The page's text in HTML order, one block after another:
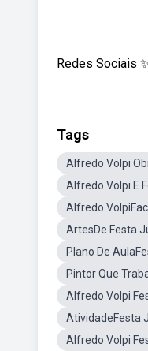
Redes Sociais
Tags
Alfredo Volpi
Alfredo Volpi E
Alfredo
ArtesDe Festa
Plano De
Pintor Que
Alfredo Volpi
AtividadeFesta
Alfredo Volpi